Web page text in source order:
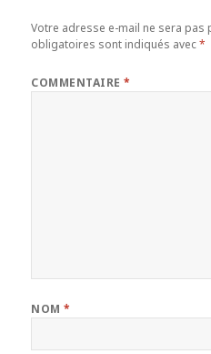
Votre adresse e-mail ne sera pas
obligatoires sont indiqués avec*
COMMENTAIRE*
NOM*